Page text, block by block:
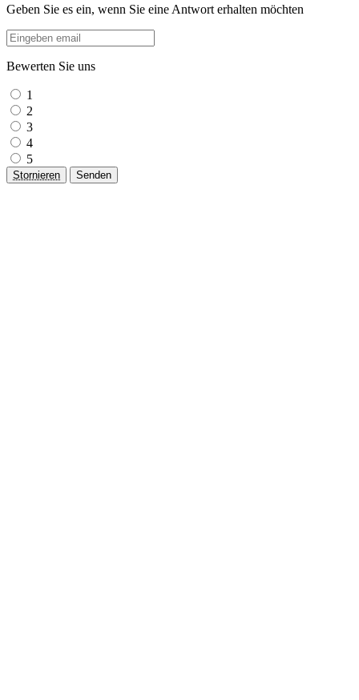
Geben Sie es ein, wenn Sie eine Antwort erhalten möchten
Bewerten Sie uns
1
2
3
4
5
Stornieren Senden